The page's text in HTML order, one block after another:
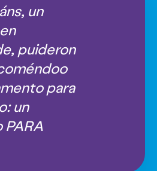
un
puideron
para
un